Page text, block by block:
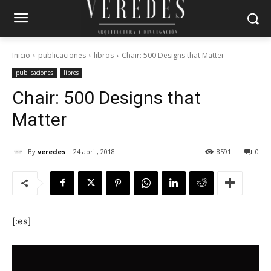
Inicio publicaciones libros Chair: 500 Designs that Matter
publicaciones libros
Chair: 500 Designs that
Matter
By veredes 24 abril, 2018 0
8591
[:es]